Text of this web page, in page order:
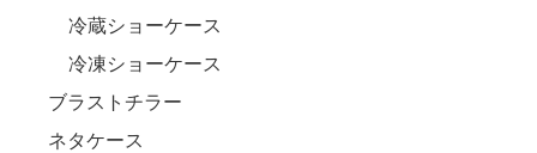
冷蔵ショーケース
冷凍ショーケース
ブラストチラー
ネタケース